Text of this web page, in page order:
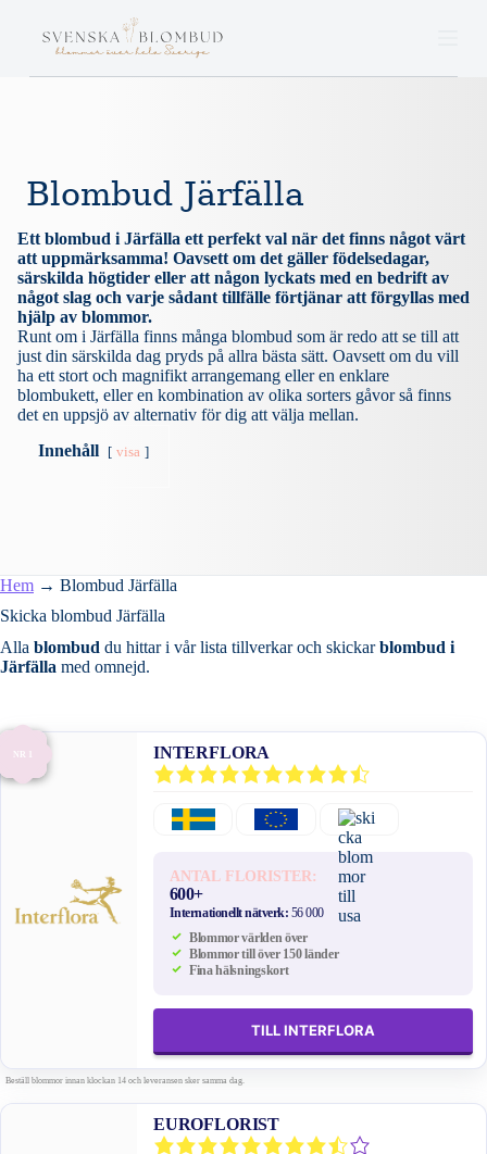
p
n
t
Blombud Järfälla
Ett blombud i Järfälla ett perfekt val när det finns något värt
att uppmärksamma! Oavsett om det gäller födelsedagar,
särskilda högtider eller att någon lyckats med en bedrift av
något slag och varje sådant tillfälle förtjänar att förgyllas med
hjälp av blommor.
Runt om i Järfälla finns många blombud som är redo att se till att
just din särskilda dag pryds på allra bästa sätt. Oavsett om du vill
ha ett stort och magnifikt arrangemang eller en enklare
blombukett, eller en kombination av olika sorters gåvor så finns
det en uppsjö av alternativ för dig att välja mellan.
Innehåll
visa
Hem → Blombud Järfälla
Skicka blombud Järfälla
Alla blombud du hittar i vår lista tillverkar och skickarblombud i
Järfälla med omnejd.
NR 1 INTERFLORA
ANTAL FLORISTER:
600+
Internationellt nätverk: 56 000
Blommor världen över
Blommor till över 150 länder
Fina hälsningskort
TILL INTERFLORA
Beställ blommor innan klockan 14 och leveransen sker samma dag.
EUROFLORIST